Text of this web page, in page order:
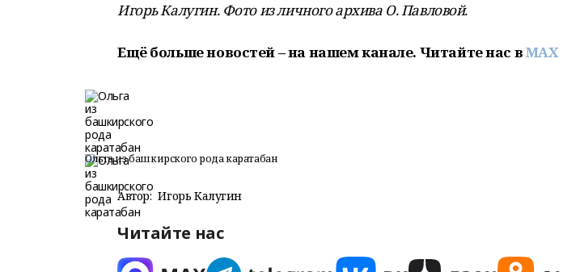
Игорь Калугин. Фото из личного архива О. Павловой.
Ещё больше новостей – на нашем канале. Читайте нас вMAX
Ольга из башкирского рода каратабан
Автор: Игорь Калугин
Читайте нас